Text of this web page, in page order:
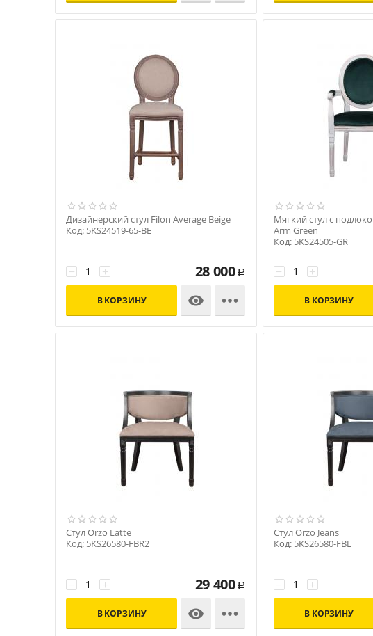
Дизайнерский стул Filon Average Beige
Код: 5KS24519-65-BE
+
− 28 000 Р
В КОРЗИНУ 

Мягкий стул с
Arm Green
Код: 5KS24505-GR
+
−
В КОРЗИНУ
Стул Orzo Latte
Код: 5KS26580-FBR2
+
− 29 400 Р
В КОРЗИНУ 

Стул Orzo Jeans
Код: 5KS26580-FBL
+
−
В КОРЗИНУ